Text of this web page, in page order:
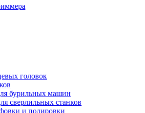
головок
бурильных машин
сверлильных станков
и полировки